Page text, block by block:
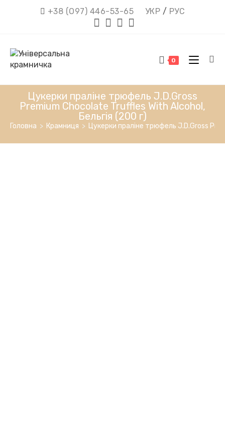
+38 (О97) 446-53-65 УКР / РУС
0
Цукерки праліне трюфель J.D.Gross
Premium Chocolate Truffles With Alcohol,
Бельгія (200 г)
Головна > Крамниця > Цукерки праліне трюфель J.D.Gross